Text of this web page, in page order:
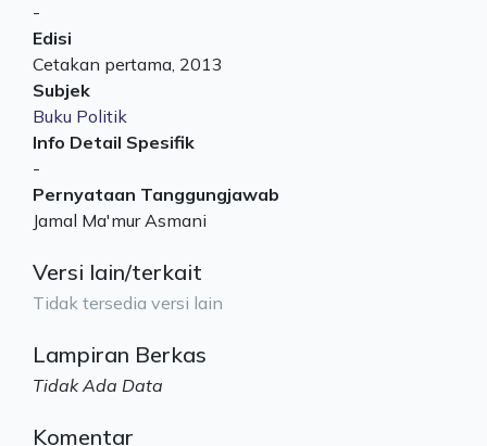
-
Edisi
Cetakan pertama, 2013
Subjek
Buku Politik
Info Detail Spesifik
-
Pernyataan Tanggungjawab
Jamal Ma'mur Asmani
Versi lain/terkait
Tidak tersedia versi lain
Lampiran Berkas
Tidak Ada Data
Komentar